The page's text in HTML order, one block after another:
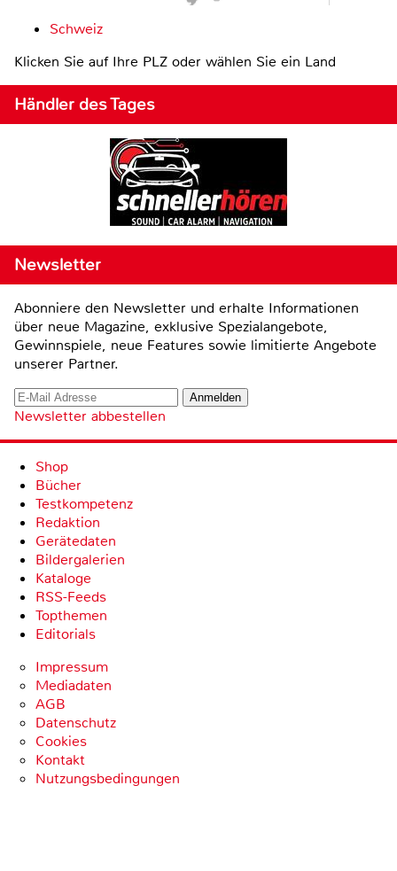
Schweiz
Klicken Sie auf Ihre PLZ oder wählen Sie ein Land
Händler des Tages
Newsletter
Abonniere den Newsletter und erhalte Informationen
über neue Magazine, exklusive Spezialangebote,
Gewinnspiele, neue Features sowie limitierte Angebote
unserer Partner.
Newsletter abbestellen
Shop
Bücher
Testkompetenz
Redaktion
Gerätedaten
Bildergalerien
Kataloge
RSS-Feeds
Topthemen
Editorials
Impressum
Mediadaten
AGB
Datenschutz
Cookies
Kontakt
Nutzungsbedingungen